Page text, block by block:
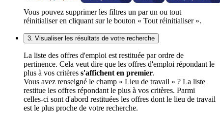
Vous pouvez supprimer les filtres un par un ou tout
réinitialiser en cliquant sur le bouton « Tout réinitialiser ».
3. Visualiser les résultats de votre recherche
La liste des offres d'emploi est restituée par ordre de
pertinence. Cela veut dire que les offres d'emploi répondant le
plus à vos critères s'affichent en premier.
Vous avez renseigné le champ « Lieu de travail » ? La liste
restitue les offres répondant le plus à vos critères. Parmi
celles-ci sont d'abord restituées les offres dont le lieu de travail
est le plus proche de votre recherche.